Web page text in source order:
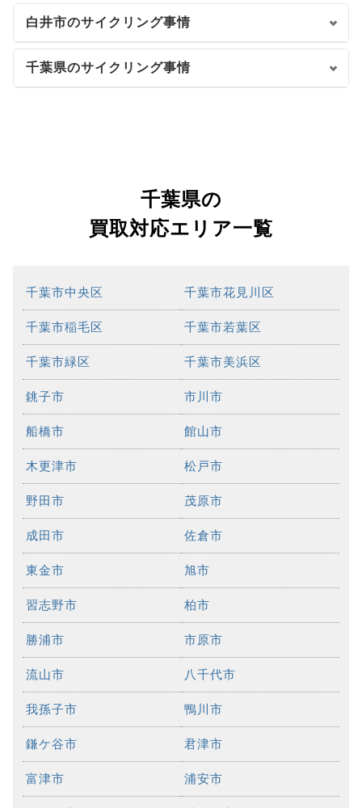
白井市のサイクリング事情
千葉県のサイクリング事情
千葉県の
買取対応エリア一覧
千葉市中央区 千葉市花見川区
千葉市稲毛区 千葉市若葉区
千葉市緑区 千葉市美浜区
銚子市 市川市
船橋市 館山市
木更津市 松戸市
野田市 茂原市
成田市 佐倉市
東金市 旭市
習志野市 柏市
勝浦市 市原市
流山市 八千代市
我孫子市 鴨川市
鎌ケ谷市 君津市
富津市 浦安市